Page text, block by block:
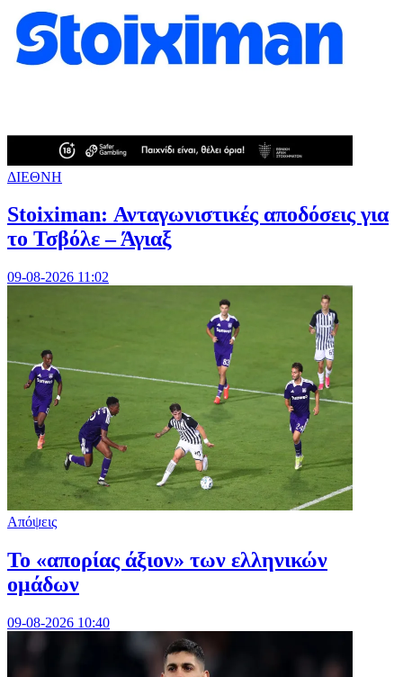
ΔΙΕΘΝΗ
Stoiximan: Ανταγωνιστικές αποδόσεις για
το Τσβόλε – Άγιαξ
09-08-2026 11:02
Απόψεις
Το «απορίας άξιον» των ελληνικών
ομάδων
09-08-2026 10:40